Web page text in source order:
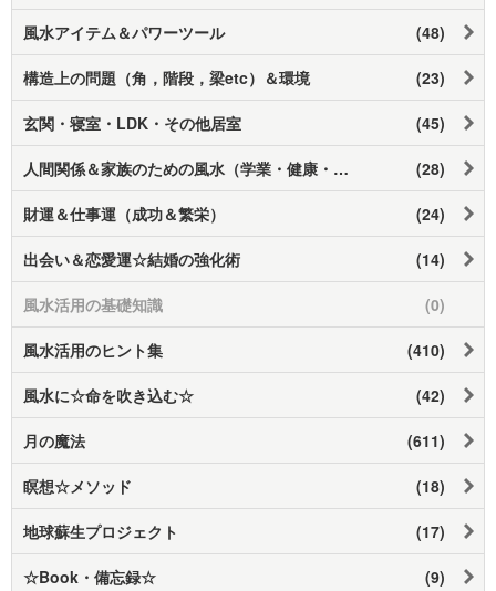
風水アイテム＆パワーツール (48)
構造上の問題（角，階段，梁etc）＆環境 (23)
玄関・寝室・LDK・その他居室 (45)
人間関係＆家族のための風水（学業・健康・調和） (28)
財運＆仕事運（成功＆繁栄） (24)
出会い＆恋愛運☆結婚の強化術 (14)
風水活用の基礎知識 (0)
風水活用のヒント集 (410)
風水に☆命を吹き込む☆ (42)
月の魔法 (611)
瞑想☆メソッド (18)
地球蘇生プロジェクト (17)
☆Book・備忘録☆ (9)